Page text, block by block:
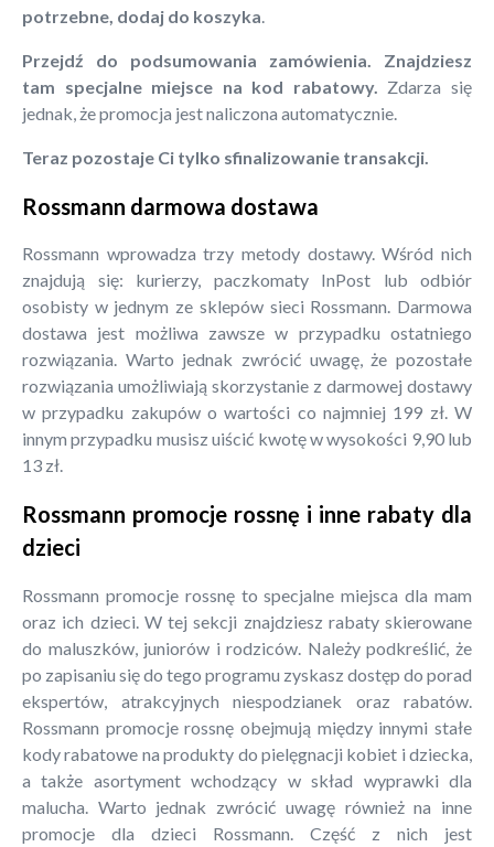
potrzebne, dodaj do koszyka.
Przejdź do podsumowania zamówienia. Znajdziesz
tam specjalne miejsce na kod rabatowy. Zdarza się
jednak, że promocja jest naliczona automatycznie.
Teraz pozostaje Ci tylko sfinalizowanie transakcji.
Rossmann darmowa dostawa
Rossmann wprowadza trzy metody dostawy. Wśród nich
znajdują się: kurierzy, paczkomaty InPost lub odbiór
osobisty w jednym ze sklepów sieci Rossmann. Darmowa
dostawa jest możliwa zawsze w przypadku ostatniego
rozwiązania. Warto jednak zwrócić uwagę, że pozostałe
rozwiązania umożliwiają skorzystanie z darmowej dostawy
w przypadku zakupów o wartości co najmniej 199 zł. W
innym przypadku musisz uiścić kwotę w wysokości 9,90 lub
13 zł.
Rossmann promocje rossnę i inne rabaty dla
dzieci
Rossmann promocje rossnę to specjalne miejsca dla mam
oraz ich dzieci. W tej sekcji znajdziesz rabaty skierowane
do maluszków, juniorów i rodziców. Należy podkreślić, że
po zapisaniu się do tego programu zyskasz dostęp do porad
ekspertów, atrakcyjnych niespodzianek oraz rabatów.
Rossmann promocje rossnę obejmują między innymi stałe
kody rabatowe na produkty do pielęgnacji kobiet i dziecka,
a także asortyment wchodzący w skład wyprawki dla
malucha. Warto jednak zwrócić uwagę również na inne
promocje dla dzieci Rossmann. Część z nich jest